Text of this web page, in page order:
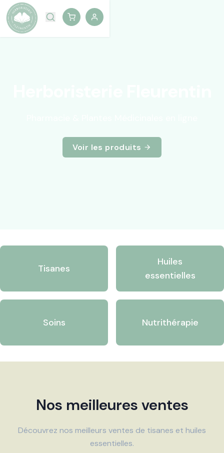
Voir les produits
Tisanes
Huiles
essentielles
Soins Nutrithérapie
Nos meilleures ventes
Découvrez nos meilleurs ventes de tisanes et huiles
essentielles.